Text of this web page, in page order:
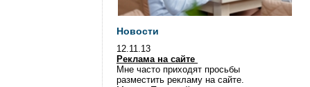
Новости
12.11.13
Реклама на сайте
Мне часто приходят просьбы
разместить рекламу на сайте.